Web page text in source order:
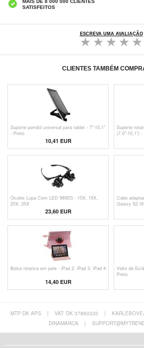
MAIS DE 8 000 000 CLIENTES
SATISFEITOS
ESCREVA UMA AVALIAÇÃO
CLIENTES TAMBÉM
Suporte portátil universal para tablet - 7"-10,1"
- Preto
10,41 EUR
Suporte
(7.0"-10,1")
Óculos Lupa Com LED 9892G - 10X, 15X,
20X, 25X
23,60 EUR
Cabo
Galaxy S2
Bolsa rotativa em pele - iPad 2, iPad 3, iPad 4
14,40 EUR
Vidro de
Preto
MTP DK APS | VAT: DK 37860220 |
DINAMARCA
|